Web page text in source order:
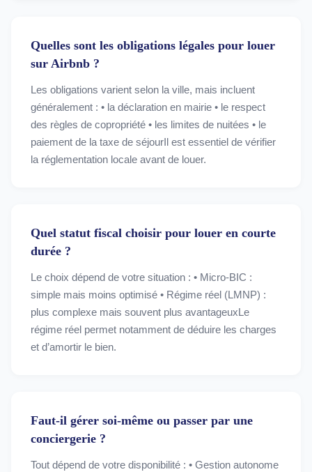
Quelles sont les obligations légales pour louer
sur Airbnb ?
Les obligations varient selon la ville, mais incluent
généralement : • la déclaration en mairie • le respect
des règles de copropriété • les limites de nuitées • le
paiement de la taxe de séjourIl est essentiel de vérifier
la réglementation locale avant de louer.
Quel statut fiscal choisir pour louer en courte
durée ?
Le choix dépend de votre situation : • Micro-BIC :
simple mais moins optimisé • Régime réel (LMNP) :
plus complexe mais souvent plus avantageuxLe
régime réel permet notamment de déduire les charges
et d’amortir le bien.
Faut-il gérer soi-même ou passer par une
conciergerie ?
Tout dépend de votre disponibilité : • Gestion autonome